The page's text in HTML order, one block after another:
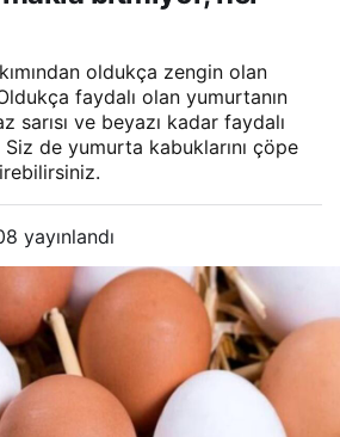
oldukça zengin olan
faydalı olan yumurtanın
sarısı ve beyazı kadar faydalı
de yumurta kabuklarını çöpe
yayınlandı